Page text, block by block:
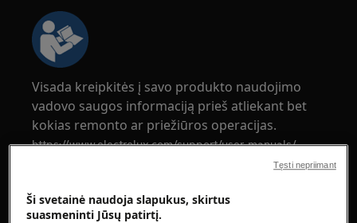
Visada kreipkitės į savo produkto naudojimo
vadovo saugos informaciją prieš atliekant bet
kokias remonto ar priežiūros operacijas.
https://www.electrolux.com/support/user-manuals/
Ši svetainė naudoja slapukus, skirtus
suasmeninti Jūsų patirtį.
Tęsti nepriimant